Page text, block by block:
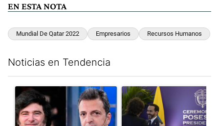
EN ESTA NOTA
Mundial De Qatar 2022 Empresarios Recursos Humanos
Noticias en Tendencia
Un artículo de tendencia con el título "Los gobernadores
Un artículo de tendencia con